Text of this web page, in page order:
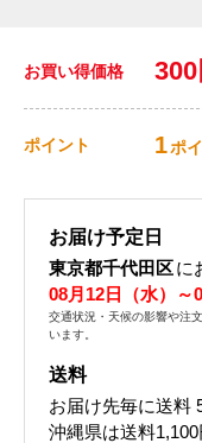
お買い得価格 300
ポイント 1ポ
お届け予定日
東京都千代田区に
08月12日（水）～
交通状況・天候の影響や注
います。
送料
お届け先毎に送料
沖縄県は送料1,100